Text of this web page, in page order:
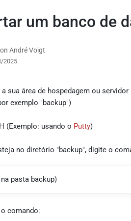
um banco de
André Voigt
2025
sua área de hospedagem ou
exemplo "backup")
(Exemplo: usando o Putty)
no diretório "backup", digite o
pasta backup)
comando: